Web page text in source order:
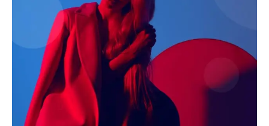
About Us
Privacy Policy
Terms of Use Agreement
Facebook
X WhatsApp
Share